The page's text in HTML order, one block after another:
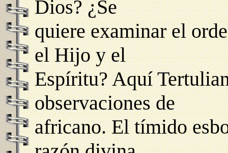
Dios? ¿Se
quiere examinar el
el Hijo y el
Espíritu? Aquí
observaciones de
africano. El tímido